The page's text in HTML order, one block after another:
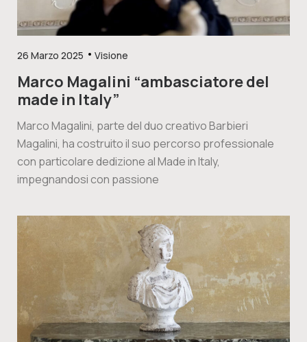
26 Marzo 2025 Visione
Marco Magalini “ambasciatore del
made in Italy”
Marco Magalini, parte del duo creativo Barbieri
Magalini, ha costruito il suo percorso professionale
con particolare dedizione al Made in Italy,
impegnandosi con passione